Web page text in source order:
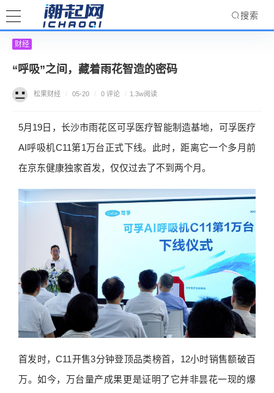
搜索
财经
“呼吸”之间，藏着雨花智造的密码
松果财经 / 05-20 / 0 评论 / 1.3w阅读
5月19日，长沙市雨花区可孚医疗智能制造基地，可孚医疗
AI呼吸机C11第1万台正式下线。此时，距离它一个多月前
在京东健康独家首发，仅仅过去了不到两个月。
首发时，C11开售3分钟登顶品类榜首，12小时销售额破百
万。如今，万台量产成果更是证明了它并非昙花一现的爆